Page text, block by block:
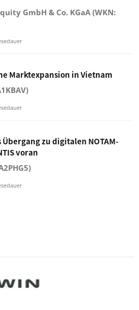
GmbH & Co. KGaA (WKN:
Marktexpansion in Vietnam
zu digitalen NOTAM-
voran